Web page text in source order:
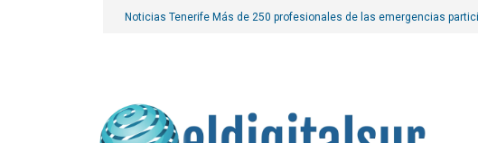
Noticias Tenerife Más de 250 profesionales de las emergencias